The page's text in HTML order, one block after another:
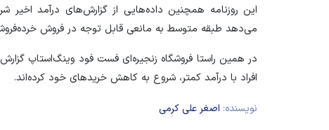
این روزنامه همچنین داده‌هایی از گزارش‌های درآمد اخیر
می‌دهد طبقه متوسط به مانعی قابل توجه در فروش
در همین راستا فروشگاه زنجیره‌ای فست فود وینگ‌استاپ
افراد با درآمد کمتر، شروع به کاهش خرید‌های خود کرده‌اند.
نویسنده: اصغر علی کرمی